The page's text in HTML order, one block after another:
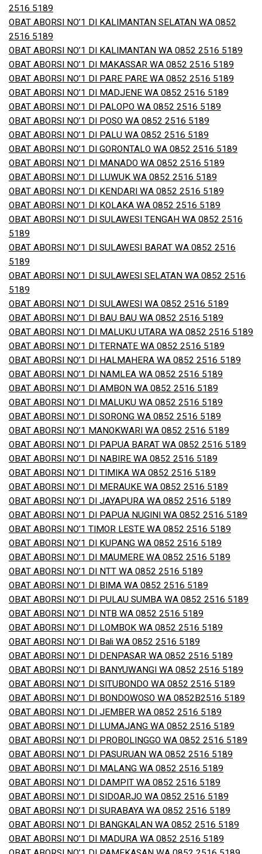
2516 5189
OBAT ABORSI NO’1 DI KALIMANTAN SELATAN WA 0852
2516 5189
OBAT ABORSI NO’1 DI KALIMANTAN WA 0852 2516 5189
OBAT ABORSI NO’1 DI MAKASSAR WA 0852 2516 5189
OBAT ABORSI NO’1 DI PARE PARE WA 0852 2516 5189
OBAT ABORSI NO’1 DI MADJENE WA 0852 2516 5189
OBAT ABORSI NO’1 DI PALOPO WA 0852 2516 5189
OBAT ABORSI NO’1 DI POSO WA 0852 2516 5189
OBAT ABORSI NO’1 DI PALU WA 0852 2516 5189
OBAT ABORSI NO’1 DI GORONTALO WA 0852 2516 5189
OBAT ABORSI NO’1 DI MANADO WA 0852 2516 5189
OBAT ABORSI NO’1 DI LUWUK WA 0852 2516 5189
OBAT ABORSI NO’1 DI KENDARI WA 0852 2516 5189
OBAT ABORSI NO’1 DI KOLAKA WA 0852 2516 5189
OBAT ABORSI NO’1 DI SULAWESI TENGAH WA 0852 2516
5189
OBAT ABORSI NO’1 DI SULAWESI BARAT WA 0852 2516
5189
OBAT ABORSI NO’1 DI SULAWESI SELATAN WA 0852 2516
5189
OBAT ABORSI NO’1 DI SULAWESI WA 0852 2516 5189
OBAT ABORSI NO’1 DI BAU BAU WA 0852 2516 5189
OBAT ABORSI NO’1 DI MALUKU UTARA WA 0852 2516 5189
OBAT ABORSI NO’1 DI TERNATE WA 0852 2516 5189
OBAT ABORSI NO’1 DI HALMAHERA WA 0852 2516 5189
OBAT ABORSI NO’1 DI NAMLEA WA 0852 2516 5189
OBAT ABORSI NO’1 DI AMBON WA 0852 2516 5189
OBAT ABORSI NO’1 DI MALUKU WA 0852 2516 5189
OBAT ABORSI NO’1 DI SORONG WA 0852 2516 5189
OBAT ABORSI NO’1 MANOKWARI WA 0852 2516 5189
OBAT ABORSI NO’1 DI PAPUA BARAT WA 0852 2516 5189
OBAT ABORSI NO’1 DI NABIRE WA 0852 2516 5189
OBAT ABORSI NO’1 DI TIMIKA WA 0852 2516 5189
OBAT ABORSI NO’1 DI MERAUKE WA 0852 2516 5189
OBAT ABORSI NO’1 DI JAYAPURA WA 0852 2516 5189
OBAT ABORSI NO’1 DI PAPUA NUGINI WA 0852 2516 5189
OBAT ABORSI NO’1 TIMOR LESTE WA 0852 2516 5189
OBAT ABORSI NO’1 DI KUPANG WA 0852 2516 5189
OBAT ABORSI NO’1 DI MAUMERE WA 0852 2516 5189
OBAT ABORSI NO’1 DI NTT WA 0852 2516 5189
OBAT ABORSI NO’1 DI BIMA WA 0852 2516 5189
OBAT ABORSI NO’1 DI PULAU SUMBA WA 0852 2516 5189
OBAT ABORSI NO’1 DI NTB WA 0852 2516 5189
OBAT ABORSI NO’1 DI LOMBOK WA 0852 2516 5189
OBAT ABORSI NO’1 DI Bali WA 0852 2516 5189
OBAT ABORSI NO’1 DI DENPASAR WA 0852 2516 5189
OBAT ABORSI NO’1 DI BANYUWANGI WA 0852 2516 5189
OBAT ABORSI NO’1 DI SITUBONDO WA 0852 2516 5189
OBAT ABORSI NO’1 DI BONDOWOSO WA 0852B2516 5189
OBAT ABORSI NO’1 DI JEMBER WA 0852 2516 5189
OBAT ABORSI NO’1 DI LUMAJANG WA 0852 2516 5189
OBAT ABORSI NO’1 DI PROBOLINGGO WA 0852 2516 5189
OBAT ABORSI NO’1 DI PASURUAN WA 0852 2516 5189
OBAT ABORSI NO’1 DI MALANG WA 0852 2516 5189
OBAT ABORSI NO’1 DI DAMPIT WA 0852 2516 5189
OBAT ABORSI NO’1 DI SIDOARJO WA 0852 2516 5189
OBAT ABORSI NO’1 DI SURABAYA WA 0852 2516 5189
OBAT ABORSI NO’1 DI BANGKALAN WA 0852 2516 5189
OBAT ABORSI NO’1 DI MADURA WA 0852 2516 5189